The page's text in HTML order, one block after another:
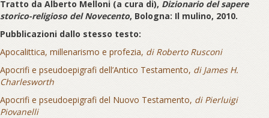
Tratto da Alberto Melloni (a cura di), Dizionario del sapere
storico-religioso del Novecento, Bologna: Il mulino, 2010.
Pubblicazioni dallo stesso testo:
Apocalittica, millenarismo e profezia, di Roberto Rusconi
Apocrifi e pseudoepigrafi dell’Antico Testamento, di James H.
Charlesworth
Apocrifi e pseudoepigrafi del Nuovo Testamento, di Pierluigi
Piovanelli